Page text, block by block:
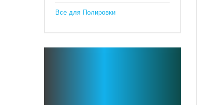
Все для Полировки